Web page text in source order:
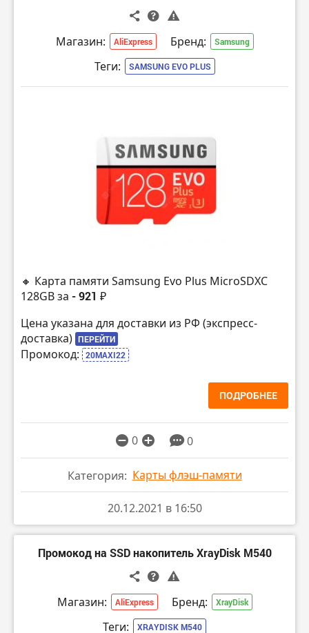
Магазин: AliExpress Бренд: Samsung
Теги: SAMSUNG EVO PLUS
🔸 Карта памяти Samsung Evo Plus MicroSDXC
128GB за - 921 ₽
Цена указана для доставки из РФ (экспресс-
доставка) ПЕРЕЙТИ
Промокод: 20MAXI22
ПОДРОБНЕЕ
0 0
Категория: Карты флэш-памяти
20.12.2021 в 16:50
Промокод на SSD накопитель XrayDisk M540
Магазин: AliExpress Бренд: XrayDisk
Теги: XRAYDISK M540